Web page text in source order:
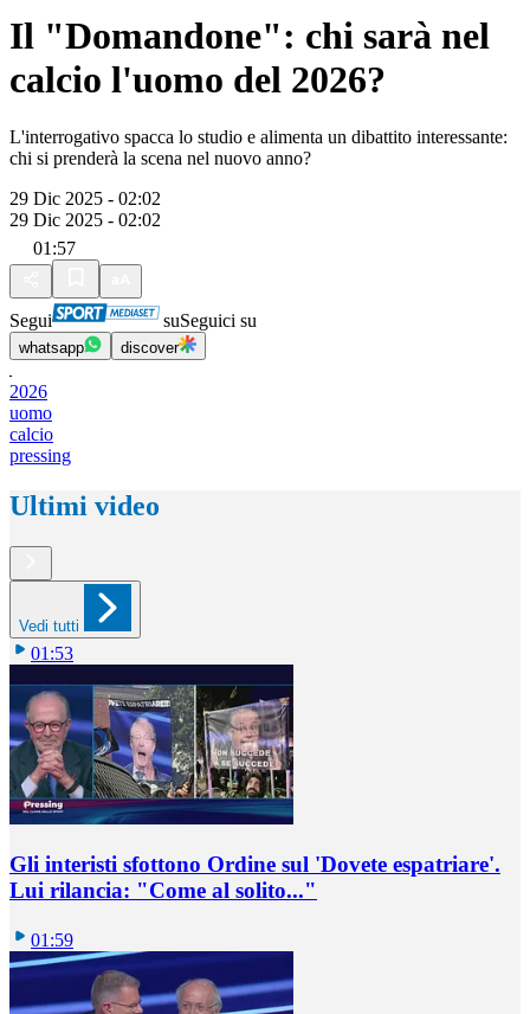
Il "Domandone": chi sarà nel
calcio l'uomo del 2026?
L'interrogativo spacca lo studio e alimenta un dibattito interessante:
chi si prenderà la scena nel nuovo anno?
29 Dic 2025 - 02:02
29 Dic 2025 - 02:02
01:57
Segui suSeguici su
whatsapp discover
2026
uomo
calcio
pressing
Ultimi video
Vedi tutti
01:53
Gli interisti sfottono Ordine sul 'Dovete espatriare'.
Lui rilancia: "Come al solito..."
01:59